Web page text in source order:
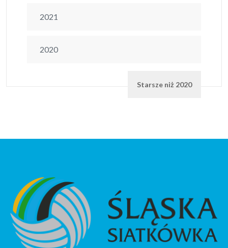
2021
2020
Starsze niż 2020